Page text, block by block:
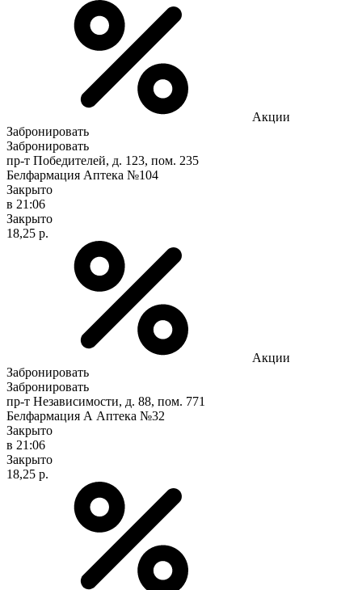
Акции
Забронировать
Забронировать
пр-т Победителей, д. 123, пом. 235
Белфармация Аптека №104
Закрыто
в 21:06
Закрыто
18,25 р.
Акции
Забронировать
Забронировать
пр-т Независимости, д. 88, пом. 771
Белфармация А Аптека №32
Закрыто
в 21:06
Закрыто
18,25 р.